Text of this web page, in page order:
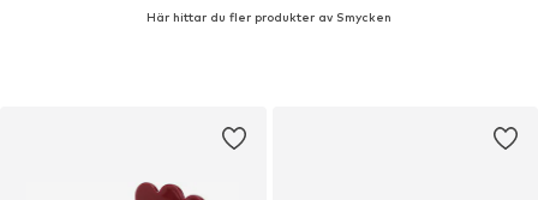
Här hittar du fler produkter av Smycken